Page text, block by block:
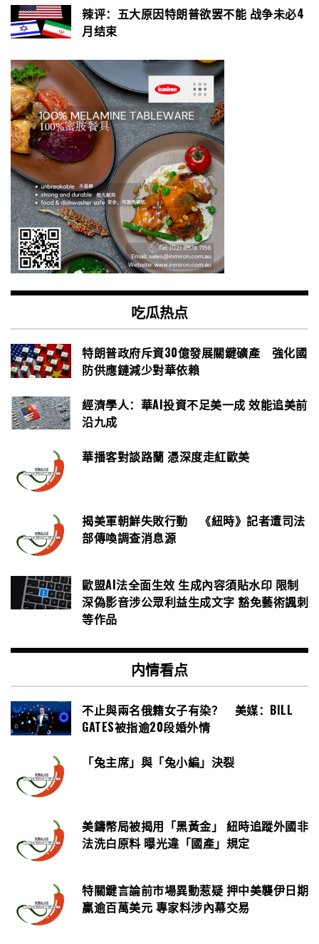
辣评：五大原因特朗普欲罢不能 战争未必4
月结束
吃瓜热点
特朗普政府斥資30億發展關鍵礦產 強化國
防供應鏈減少對華依賴
經濟學人：華AI投資不足美一成 效能追美前
沿九成
華播客對談路蘭 憑深度走紅歐美
揭美軍朝鮮失敗行動 《紐時》記者遭司法
部傳喚調查消息源
歐盟AI法全面生效 生成內容須貼水印 限制
深偽影音涉公眾利益生成文字 豁免藝術諷刺
等作品
内情看点
不止與兩名俄籍女子有染？ 美媒：BILL
GATES被指逾20段婚外情
「兔主席」與「兔小編」決裂
美鑄幣局被揭用「黑黃金」 紐時追蹤外國非
法洗白原料 曝光違「國產」規定
特關鍵言論前市場異動惹疑 押中美襲伊日期
贏逾百萬美元 專家料涉內幕交易